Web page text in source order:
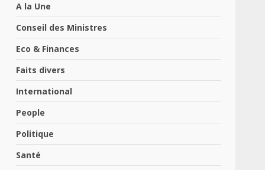
A la Une
Conseil des Ministres
Eco & Finances
Faits divers
International
People
Politique
Santé